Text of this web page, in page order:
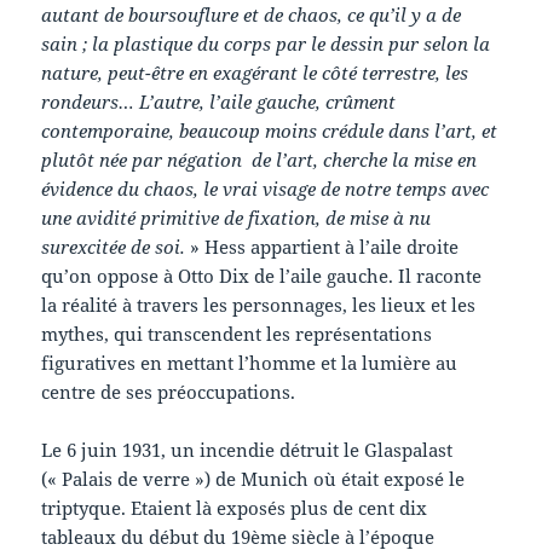
autant de boursouflure et de chaos, ce qu’il y a de
sain ; la plastique du corps par le dessin pur selon la
nature, peut-être en exagérant le côté terrestre, les
rondeurs… L’autre, l’aile gauche, crûment
contemporaine, beaucoup moins crédule dans l’art, et
plutôt née par négation de l’art, cherche la mise en
évidence du chaos, le vrai visage de notre temps avec
une avidité primitive de fixation, de mise à nu
surexcitée de soi. » Hess appartient à l’aile droite
qu’on oppose à Otto Dix de l’aile gauche. Il raconte
la réalité à travers les personnages, les lieux et les
mythes, qui transcendent les représentations
figuratives en mettant l’homme et la lumière au
centre de ses préoccupations.
Le 6 juin 1931, un incendie détruit le Glaspalast
(« Palais de verre ») de Munich où était exposé le
triptyque. Etaient là exposés plus de cent dix
tableaux du début du 19ème siècle à l’époque